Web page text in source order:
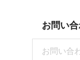
お問い